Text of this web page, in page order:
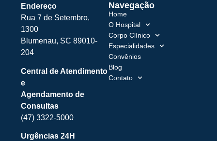
Endereço
Rua 7 de Setembro,
1300
Blumenau, SC 89010-
204
Central de Atendimento
e
Agendamento de
Consultas
(47) 3322-5000
Urgências 24H
Navegação
Home
O Hospital
Corpo Clínico
Especialidades
Convênios
Blog
Contato